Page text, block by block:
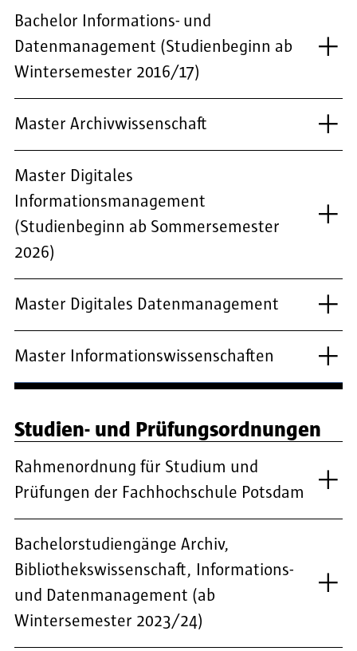
Bachelor Informations- und
Datenmanagement (Studienbeginn ab
Wintersemester 2016/17)
Master Archivwissenschaft
Master Digitales
Informationsmanagement
(Studienbeginn ab Sommersemester
2026)
Master Digitales Datenmanagement
Master Informationswissenschaften
Studien- und Prüfungsordnungen
Rahmenordnung für Studium und
Prüfungen der Fachhochschule Potsdam
Bachelorstudiengänge Archiv,
Bibliothekswissenschaft, Informations-
und Datenmanagement (ab
Wintersemester 2023/24)